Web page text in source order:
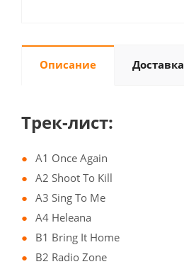
Описание Доставка
Трек-лист:
A1 Once Again
A2 Shoot To Kill
A3 Sing To Me
A4 Heleana
B1 Bring It Home
B2 Radio Zone